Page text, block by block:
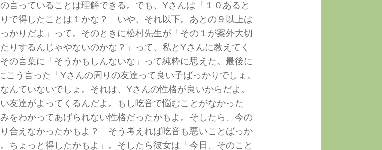
言っていることは理解できる。でも、Yさんは「１０あると
で得したことは１かな？ いや、それ以下。あとの９以上は
かりだよ」って。そのときに松村先生が「その１が案外大切
りするんじゃやないのかな？」って、私とYさんに教えてく
の言葉に「そうかもしんないな」って純粋に思えた。最後に
こう言った「Yさんの周りの友達って良い子ばっかりでしょ。
んていないでしょ。それは、Yさんの性格が良いからだよ。
友達がよってくるんだよ。もし吃音で悩むことがなかった
をわかってあげられない性格だったかもよ。そしたら、今の
合えなかったかもよ？ そう考えれば吃音も悪いことばっか
ちょっと得したかもよ」。そしたら彼女は「今日、そのこと